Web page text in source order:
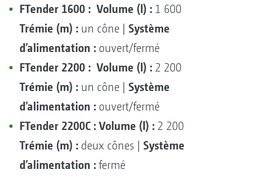
FTender 1600 : Volume (l) : 1 600
Trémie (m) : un cône | Système
d’alimentation : ouvert/fermé
FTender 2200 : Volume (l) : 2 200
Trémie (m) : un cône | Système
d’alimentation : ouvert/fermé
FTender 2200C : Volume (l) : 2 200
Trémie (m) : deux cônes | Système
d’alimentation : fermé